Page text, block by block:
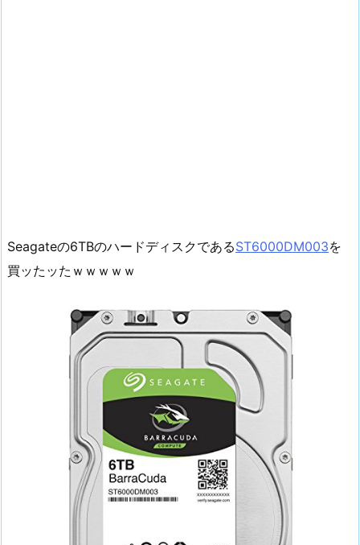
Seagateの6TBのハードディスクであるST6000DM003を
買ッたッたｗｗｗｗｗ